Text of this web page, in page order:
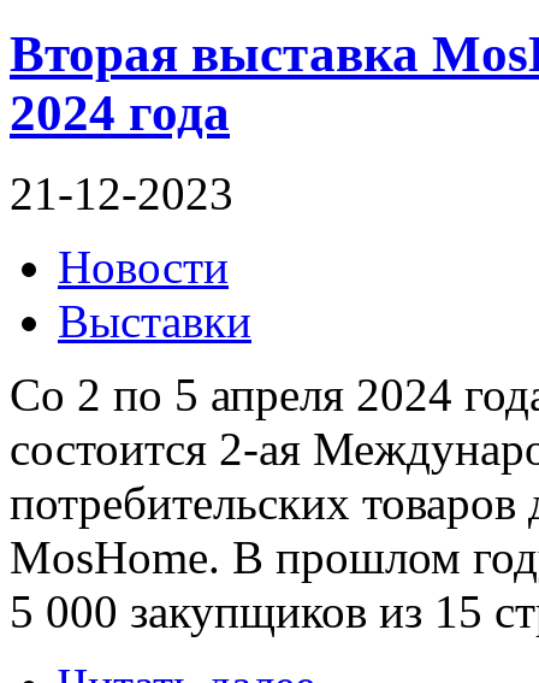
Вторая выставка
2024 года
21-12-2023
Новости
Выставки
Со 2 по 5 апреля 2024
состоится 2-ая
потребительских
MosHome. В прошлом
5 000 закупщиков из 15